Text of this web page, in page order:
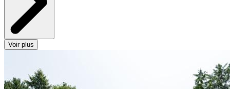
Voir plus